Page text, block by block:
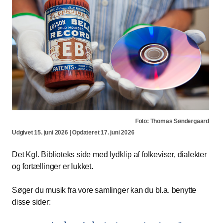
Foto: Thomas Søndergaard
Udgivet 15. juni 2026 | Opdateret 17. juni 2026
Det Kgl. Biblioteks side med lydklip af folkeviser, dialekter
og fortællinger er lukket.
Søger du musik fra vore samlinger kan du bl.a. benytte
disse sider: